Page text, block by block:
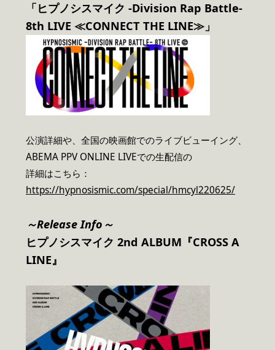
「ヒプノシスマイク -Division Rap Battle-
8th LIVE ≪CONNECT THE LINE≫」
公演詳細や、全国の映画館でのライブビューイング、
ABEMA PPV ONLINE LIVEでの生配信の
詳細はこちら：
https://hypnosismic.com/special/hmcyl220625/
～Release Info～
ヒプノシスマイク 2nd ALBUM『CROSS A
LINE』